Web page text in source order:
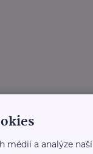
médií a analýze